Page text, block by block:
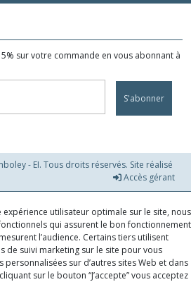
sur votre commande en vous abonnant à
S'abonner
- EI. Tous droits réservés. Site réalisé
Accès gérant
utilisateur optimale sur le site, nous
qui assurent le bon fonctionnement
l’audience. Certains tiers utilisent
de suivi marketing sur le site pour vous
sur d’autres sites Web et dans
sur le bouton “J’accepte” vous acceptez